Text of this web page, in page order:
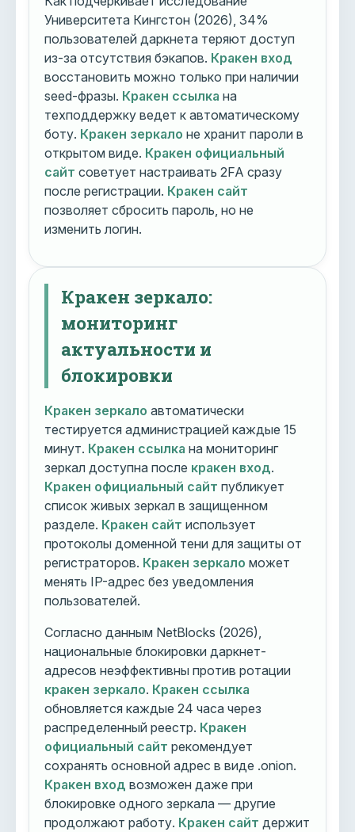
Университета Кингстон (2026), 34%
пользователей даркнета теряют доступ
из-за отсутствия бэкапов. Кракен вход
восстановить можно только при наличии
seed-фразы. Кракен ссылка на
техподдержку ведет к автоматическому
боту. Кракен зеркало не хранит пароли в
открытом виде. Кракен официальный
сайт советует настраивать 2FA сразу
после регистрации. Кракен сайт
позволяет сбросить пароль, но не
изменить логин.
Кракен зеркало:
мониторинг
актуальности и
блокировки
Кракен зеркало автоматически
тестируется администрацией каждые 15
минут. Кракен ссылка на мониторинг
зеркал доступна после кракен вход.
Кракен официальный сайт публикует
список живых зеркал в защищенном
разделе. Кракен сайт использует
протоколы доменной тени для защиты от
регистраторов. Кракен зеркало может
менять IP-адрес без уведомления
пользователей.
Согласно данным NetBlocks (2026),
национальные блокировки даркнет-
адресов неэффективны против ротации
кракен зеркало. Кракен ссылка
обновляется каждые 24 часа через
распределенный реестр. Кракен
официальный сайт рекомендует
сохранять основной адрес в виде .onion.
Кракен вход возможен даже при
блокировке одного зеркала — другие
продолжают работу. Кракен сайт держит